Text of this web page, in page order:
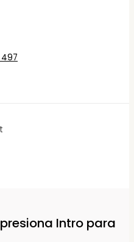
Intro para